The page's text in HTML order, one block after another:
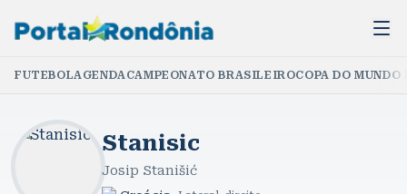
FUTEBOLAGENDACAMPEONATO BRASILEIROCOPA DO
Stanisic
Josip Stanišić